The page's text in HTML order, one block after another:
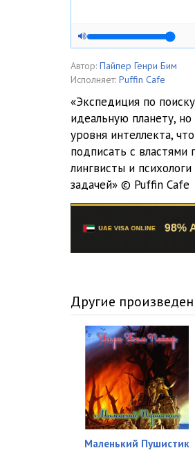
Автор: Пайпер Генри Бим
Исполняет: Puffin Cafe
«Экспедиция по
идеальную планету,
уровня интеллекта,
подписать с
лингвисты и
задачей» © Puffin Cafe
Другие
Маленький Пушистик